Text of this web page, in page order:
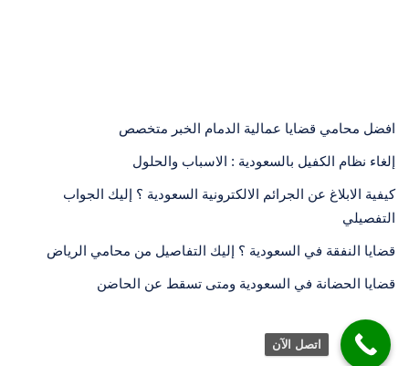
افضل محامي قضايا عمالية الدمام الخبر متخصص
إلغاء نظام الكفيل بالسعودية : الاسباب والحلول
كيفية الابلاغ عن الجرائم الالكترونية السعودية ؟ إليك الجواب
التفصيلي
قضايا النفقة في السعودية ؟ إليك التفاصيل من محامي الرياض
قضايا الحضانة في السعودية ومتى تسقط عن الحاضن
اتصل الآن